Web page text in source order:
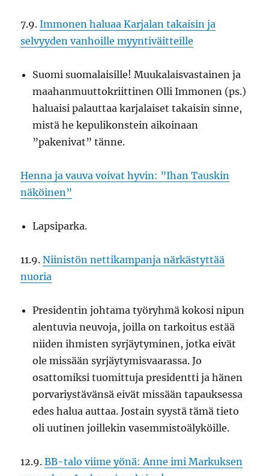
7.9.Immonen haluaa Karjalan takaisin ja
selvyyden vanhoille myyntiväitteille
Suomi suomalaisille! Muukalaisvastainen ja
maahanmuuttokriittinen Olli Immonen (ps.)
haluaisi palauttaa karjalaiset takaisin sinne,
mistä he kepulikonstein aikoinaan
”pakenivat” tänne.
Henna ja vauva voivat hyvin: ”Ihan Tauskin
näköinen”
Lapsiparka.
11.9.Niinistön nettikampanja närkästyttää
nuoria
Presidentin johtama työryhmä kokosi nipun
alentuvia neuvoja, joilla on tarkoitus estää
niiden ihmisten syrjäytyminen, jotka eivät
ole missään syrjäytymisvaarassa. Jo
osattomiksi tuomittuja presidentti ja hänen
porvariystävänsä eivät missään tapauksessa
edes halua auttaa. Jostain syystä tämä tieto
oli uutinen joillekin vasemmistoälyköille.
12.9.BB-talo viime yönä: Anne imi Markuksen